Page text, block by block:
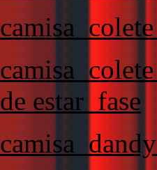
de estar_fase